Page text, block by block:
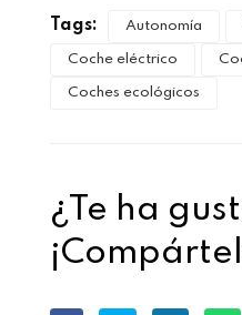
Tags: Autonomía
Coche eléctrico
Coches ecológicos
¿Te ha